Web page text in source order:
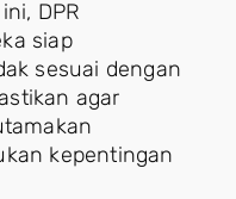
DPR
siap
sesuai dengan
agar
kepentingan